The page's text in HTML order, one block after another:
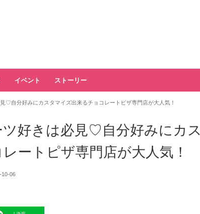
イベント ストーリー
♡自分好みにカスタマイズ出来るチョコレートピザ専門店が大人気！
好きは必見♡自分好みにカス
ートピザ専門店が大人気！
10-06